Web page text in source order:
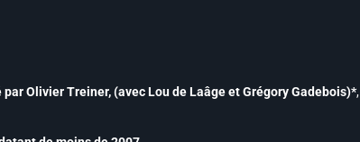
Olivier Treiner,(avec Lou de Laâge et Grégory Gadebois)*,